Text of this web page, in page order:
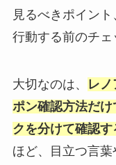
見るべきポイン
行動する前のチェ
大切なのは、
レ
ポン確認方法だ
クを分けて確認す
ほど、目立つ言葉